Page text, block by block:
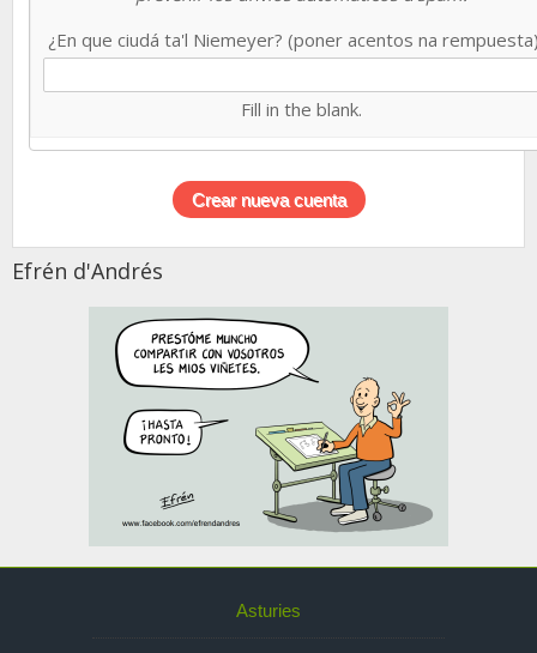
¿En que ciudá ta'l Niemeyer? (poner acentos na
Fill in the blank.
Efrén d'Andrés
Asturies